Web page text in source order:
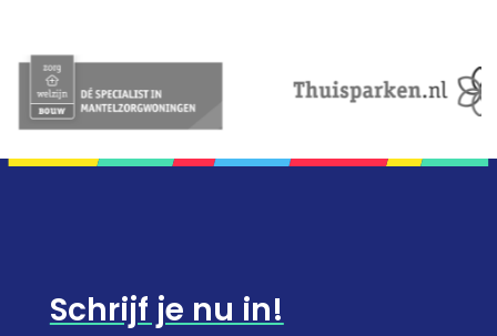
Schrijf je nu in!